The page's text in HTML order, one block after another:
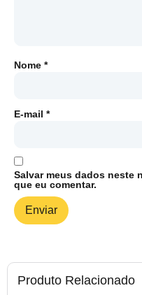
Produto Relacionado
Nome *
E-mail *
Salvar meus dados neste
que eu comentar.